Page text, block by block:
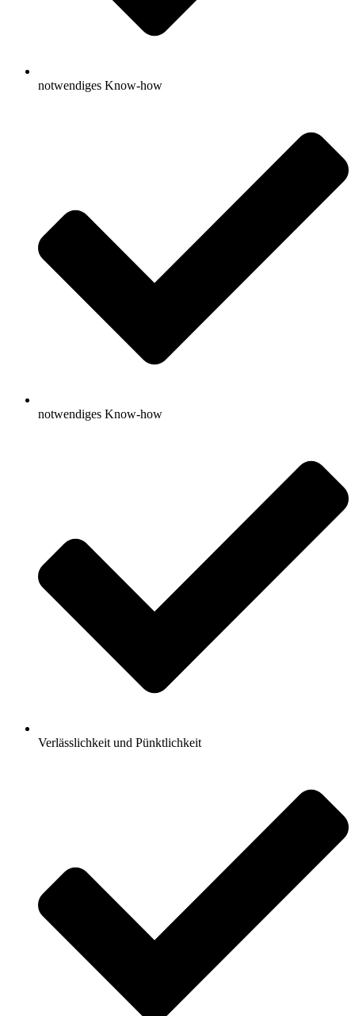
notwendiges Know-how
notwendiges Know-how
Verlässlichkeit und Pünktlichkeit